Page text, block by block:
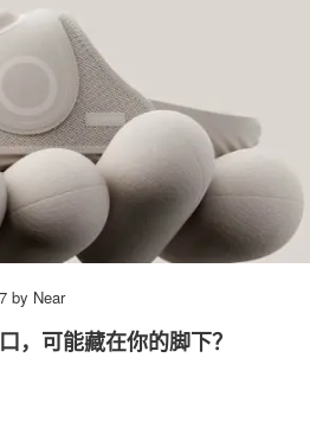
by Near
，可能藏在你的脚下？